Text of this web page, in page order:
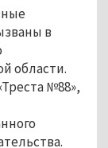
в
области.
№88»,